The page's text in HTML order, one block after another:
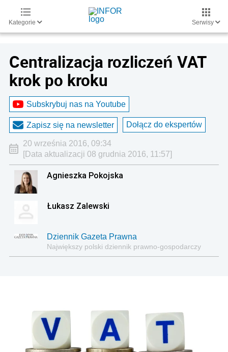
Kategorie Serwisy
Centralizacja rozliczeń VAT
krok po kroku
Subskrybuj nas na Youtube
Zapisz się na newsletter Dołącz do ekspertów
20 września 2016, 09:34
[Data aktualizacji 08 grudnia 2016, 11:57]
Agnieszka Pokojska
Łukasz Zalewski
Dziennik Gazeta Prawna
Największy polski dziennik prawno-gospodarczy